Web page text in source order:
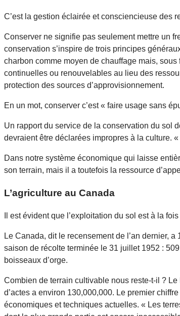
C’est la gestion éclairée et consciencieuse des
Conserver ne signifie pas seulement mettre un
conservation s’inspire de trois principes
charbon comme moyen de chauffage mais,
continuelles ou renouvelables au lieu des
protection des sources d’approvisionnement.
En un mot, conserver c’est « faire usage sans
Un rapport du service de la conservation du sol
devraient être déclarées impropres à la culture.
Dans notre système économique qui laisse
son terrain, mais il a toutefois la ressource
L’agriculture au Canada
Il est évident que l’exploitation du sol est à la
Le Canada, dit le recensement de l’an dernier,
saison de récolte terminée le 31 juillet 1952 :
boisseaux d’orge.
Combien de terrain cultivable nous reste-t-il ?
d’actes a environ 130,000,000. Le premier
économiques et techniques actuelles. « Les